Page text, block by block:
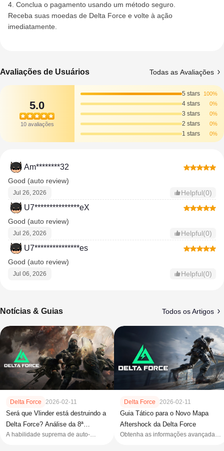
4. Conclua o pagamento usando um método seguro.
Receba suas moedas de Delta Force e volte à ação
imediatamente.
Avaliações de Usuários Todas as Avaliações
5.0
10 avaliações
5 stars 100%
4 stars 0%
3 stars 0%
2 stars 0%
1 stars 0%
Am********32
Good (auto review)
Jul 26, 2026 Helpful(0)
U7***************eX
Good (auto review)
Jul 26, 2026 Helpful(0)
U7***************es
Good (auto review)
Jul 06, 2026 Helpful(0)
Notícias & Guias Todos os Artigos
Delta Force 2026-02-11
Será que Vlinder está destruindo a
Delta Force? Análise da 8ª
temporada
A habilidade suprema de auto-
Delta Force 2026-02-11
Guia Tático para o Novo Mapa
Aftershock da Delta Force
Obtenha as informações avançadas